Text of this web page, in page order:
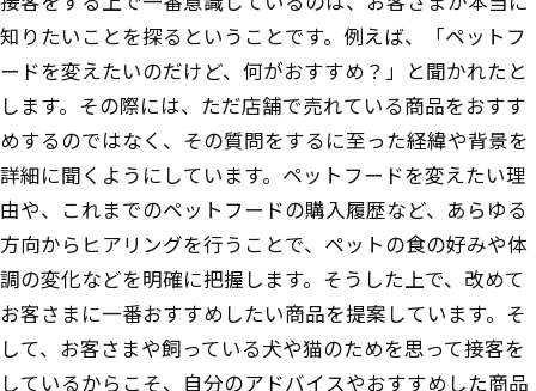
知りたいことを探るということです。例えば、「ペットフ
ードを変えたいのだけど、何がおすすめ？」と聞かれたと
します。その際には、ただ店舗で売れている商品をおすす
めするのではなく、その質問をするに至った経緯や背景を
詳細に聞くようにしています。ペットフードを変えたい理
由や、これまでのペットフードの購入履歴など、あらゆる
方向からヒアリングを行うことで、ペットの食の好みや体
調の変化などを明確に把握します。そうした上で、改めて
お客さまに一番おすすめしたい商品を提案しています。そ
して、お客さまや飼っている犬や猫のためを思って接客を
しているからこそ、自分のアドバイスやおすすめした商品